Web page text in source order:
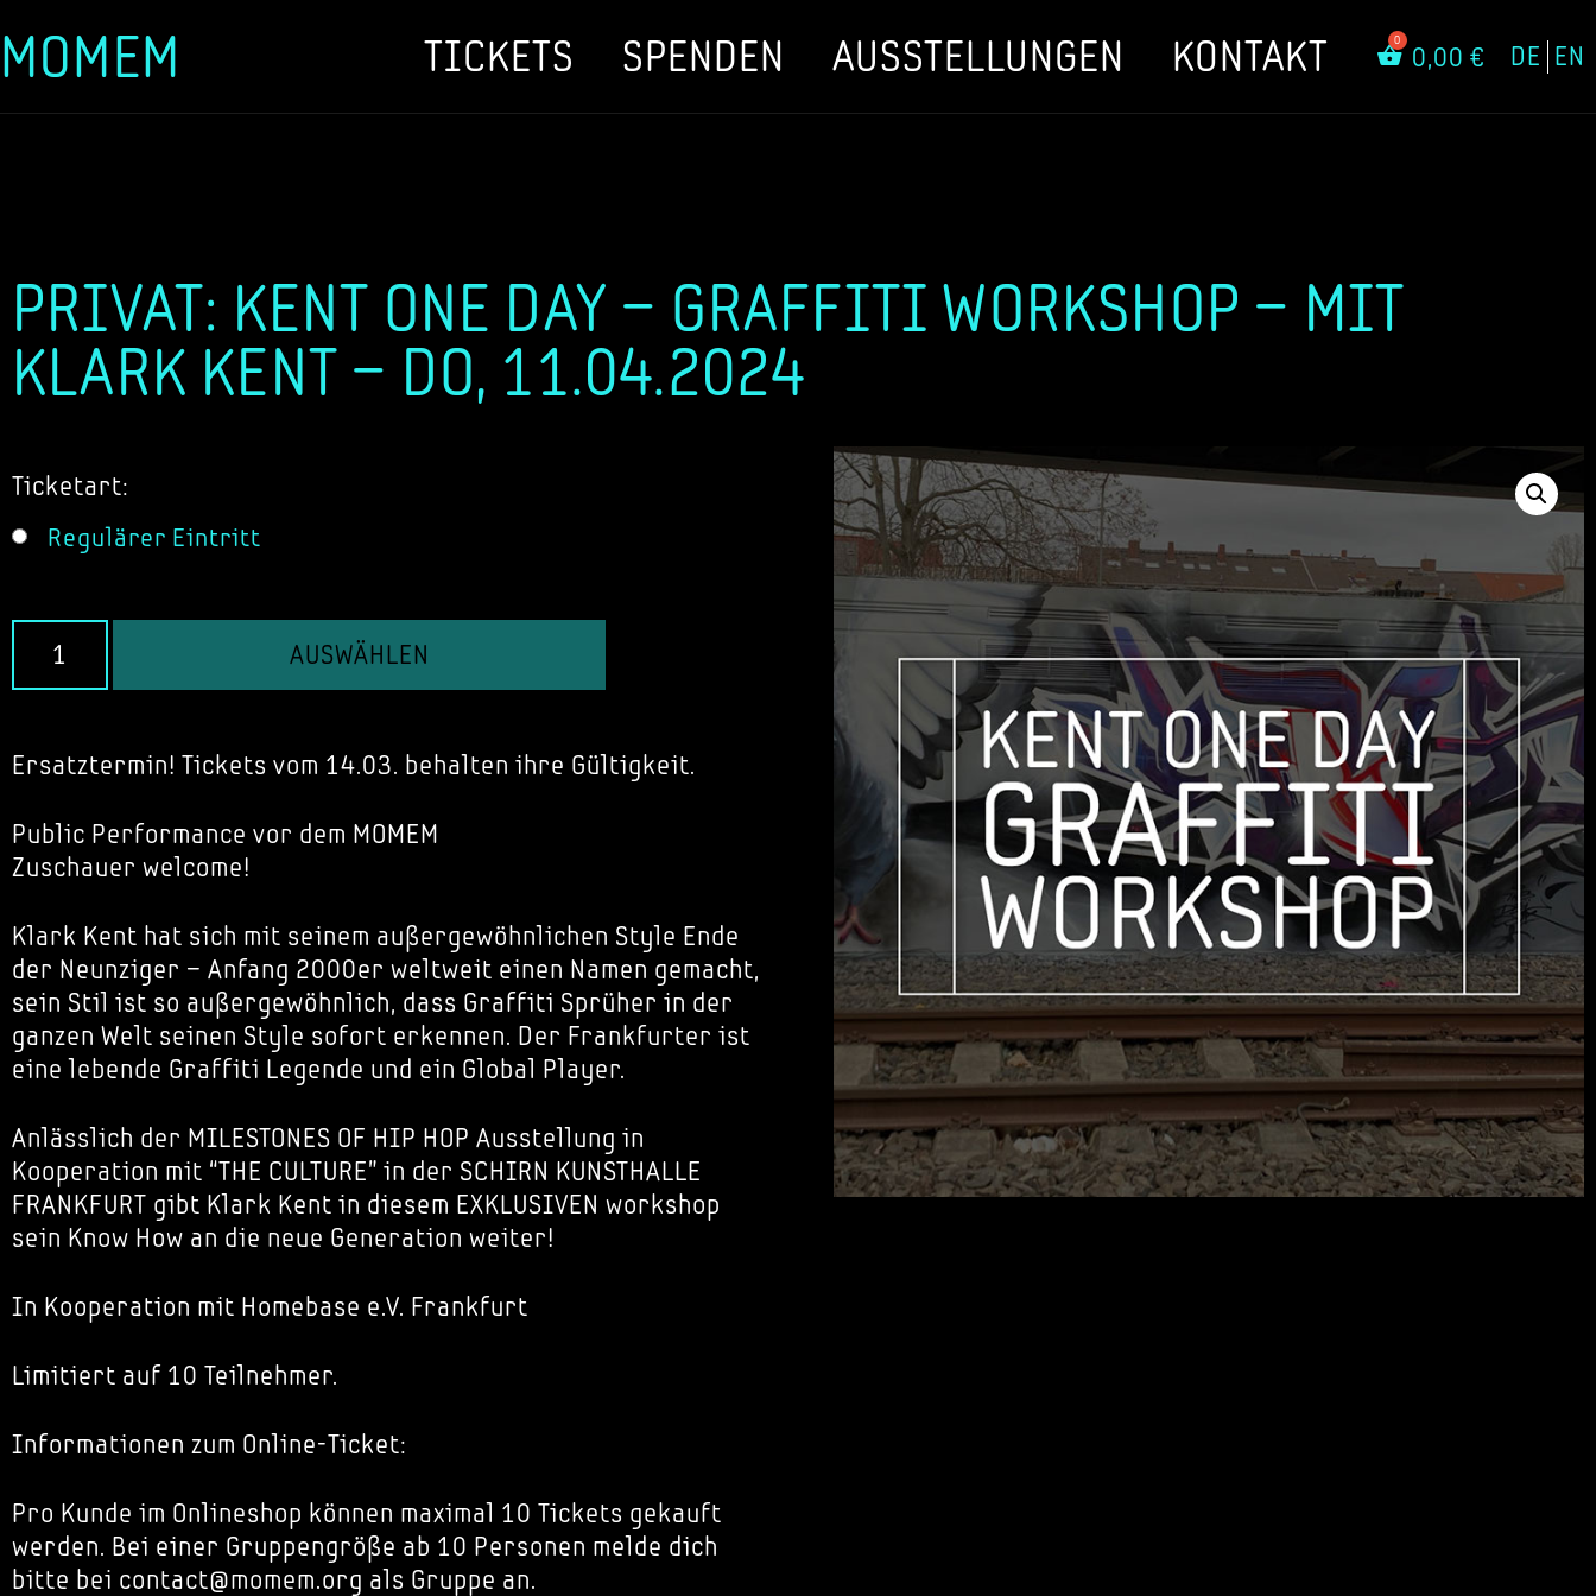
Zum
MOMEM TICKETS SPENDEN AUSSTELLUNGEN KONTAKT 0,00 € DE EN
PRIVAT: KENT ONE DAY – GRAFFITI WORKSHOP – MIT
KLARK KENT – DO, 11.04.2024
Ticketart:
Regulärer Eintritt
AUSWÄHLEN
Ersatztermin! Tickets vom 14.03. behalten ihre Gültigkeit.
Public Performance vor dem MOMEM
Zuschauer welcome!
Klark Kent hat sich mit seinem außergewöhnlichen Style Ende
der Neunziger – Anfang 2000er weltweit einen Namen gemacht,
sein Stil ist so außergewöhnlich, dass Graffiti Sprüher in der
ganzen Welt seinen Style sofort erkennen. Der Frankfurter ist
eine lebende Graffiti Legende und ein Global Player.
Anlässlich der MILESTONES OF HIP HOP Ausstellung in
Kooperation mit “THE CULTURE” in der SCHIRN KUNSTHALLE
FRANKFURT gibt Klark Kent in diesem EXKLUSIVEN workshop
sein Know How an die neue Generation weiter!
In Kooperation mit Homebase e.V. Frankfurt
Limitiert auf 10 Teilnehmer.
Informationen zum Online-Ticket:
Pro Kunde im Onlineshop können maximal 10 Tickets gekauft
werden. Bei einer Gruppengröße ab 10 Personen melde dich
bitte bei contact@momem.org als Gruppe an.